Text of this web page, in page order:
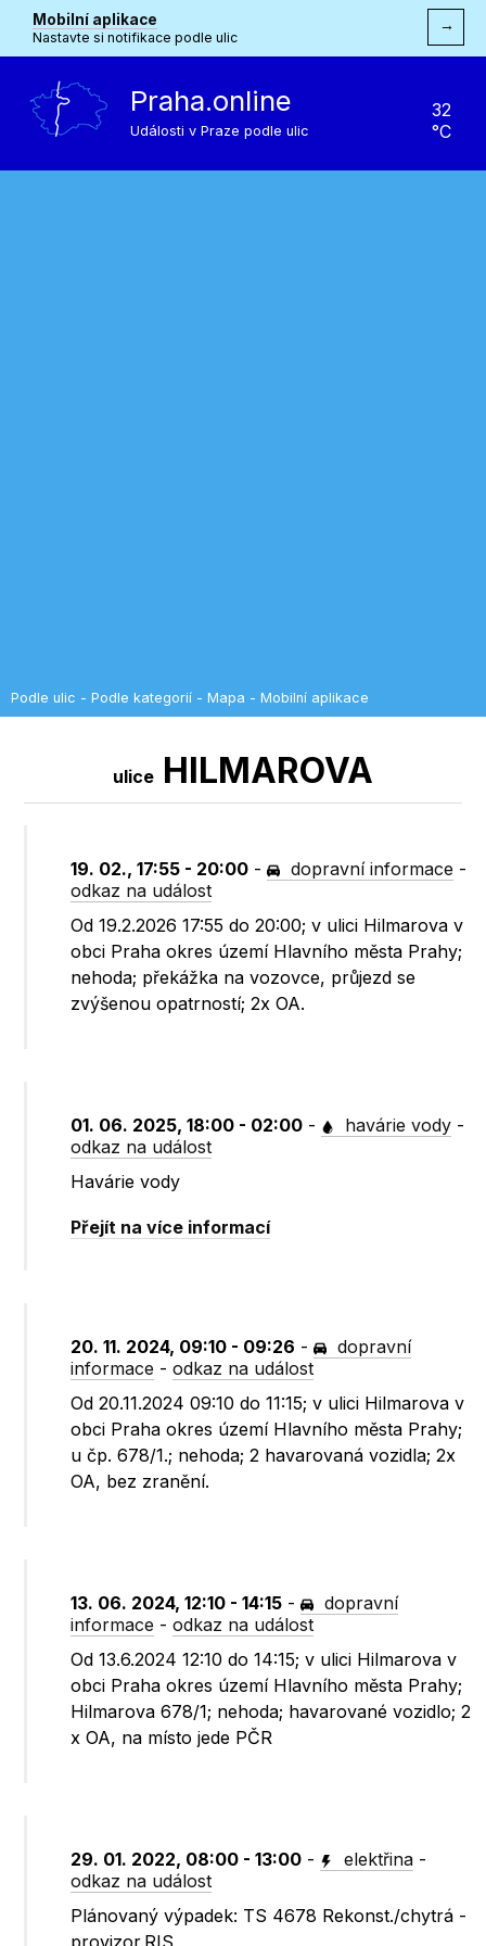
Mobilní aplikace
Nastavte si notifikace podle ulic
→
Praha.online
Události v Praze podle ulic
32
°C
Podle ulic - Podle kategorií - Mapa - Mobilní aplikace
ulice HILMAROVA
19. 02., 17:55 - 20:00 - dopravní informace -
odkaz na událost
Od 19.2.2026 17:55 do 20:00; v ulici Hilmarova v
obci Praha okres území Hlavního města Prahy;
nehoda; překážka na vozovce, průjezd se
zvýšenou opatrností; 2x OA.
01. 06. 2025, 18:00 - 02:00 - havárie vody -
odkaz na událost
Havárie vody
Přejít na více informací
20. 11. 2024, 09:10 - 09:26 -
dopravní
informace -odkaz na událost
Od 20.11.2024 09:10 do 11:15; v ulici Hilmarova v
obci Praha okres území Hlavního města Prahy;
u čp. 678/1.; nehoda; 2 havarovaná vozidla; 2x
OA, bez zranění.
13. 06. 2024, 12:10 - 14:15 -
dopravní
informace -odkaz na událost
Od 13.6.2024 12:10 do 14:15; v ulici Hilmarova v
obci Praha okres území Hlavního města Prahy;
Hilmarova 678/1; nehoda; havarované vozidlo; 2
x OA, na místo jede PČR
29. 01. 2022, 08:00 - 13:00 - elektřina -
odkaz na událost
Plánovaný výpadek: TS 4678 Rekonst./chytrá -
provizor.RIS